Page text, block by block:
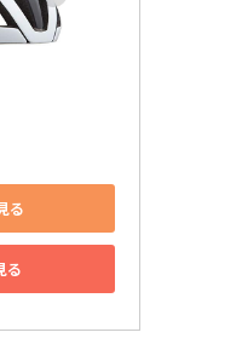
る
る